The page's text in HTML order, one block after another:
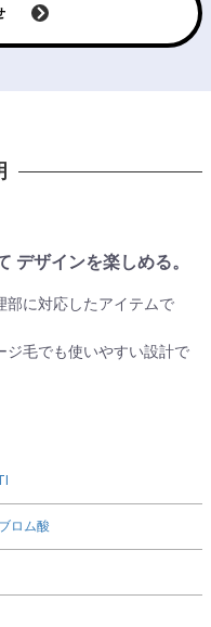
デザインを楽しめる。
部に対応したアイテムで
ジ毛でも使いやすい設計で
ブロム酸